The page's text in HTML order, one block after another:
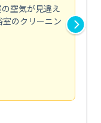
空気が見違え
のクリーニン